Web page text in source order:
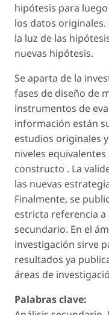
hipótesis para
los datos
la luz de las
nuevas hipótesis.
Se aparta de la
fases de diseño de
instrumentos de
información están
estudios originales
niveles
constructo . La
las nuevas
Finalmente, se
estricta referencia
secundario. En el
investigación sirve
resultados ya
áreas de
Palabras clave: